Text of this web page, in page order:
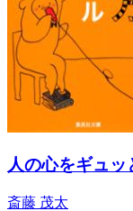
人の心をギュ
斎藤 茂太